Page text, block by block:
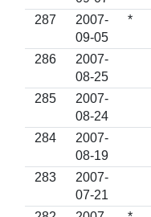
287
2007-
09-05
*
286
2007-
08-25
285
2007-
08-24
284
2007-
08-19
283
2007-
07-21